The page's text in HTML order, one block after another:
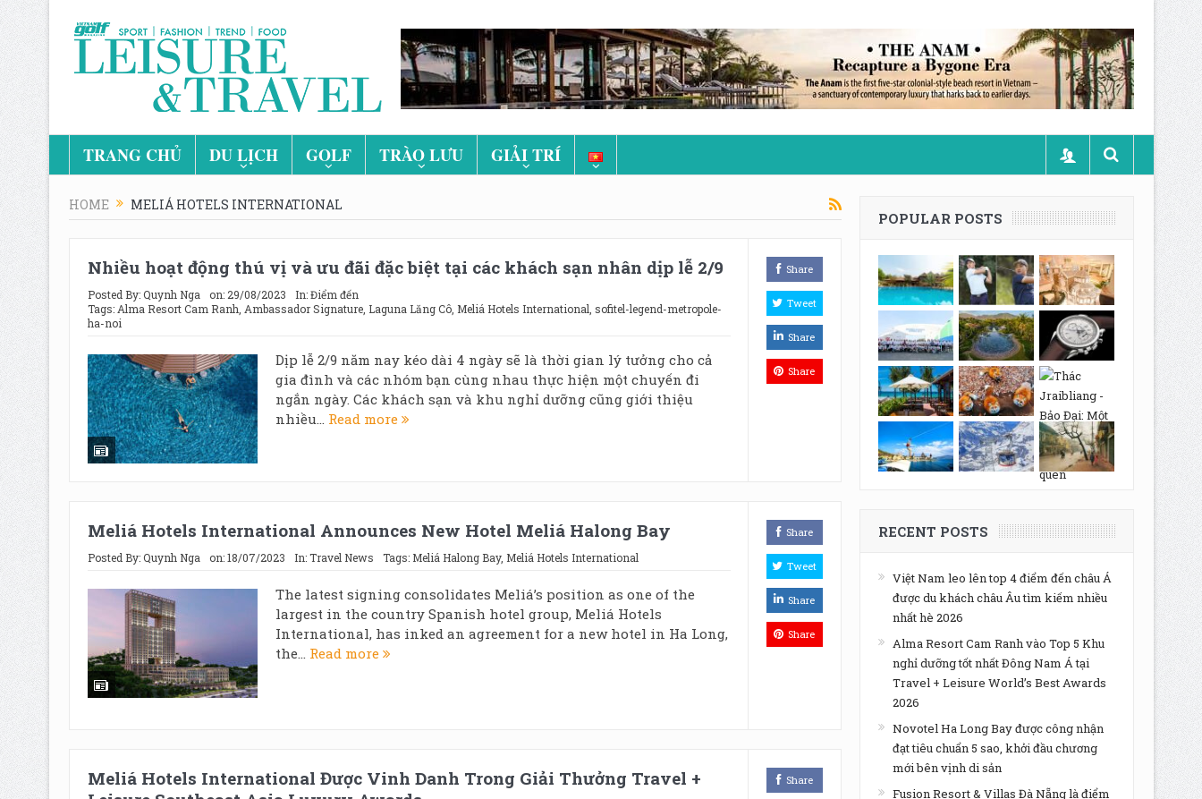
TRANG CHỦ DU LỊCH GOLF TRÀO LƯU GIẢI TRÍ
HOME MELIÁ HOTELS INTERNATIONAL
Nhiều hoạt động thú vị và ưu đãi đặc biệt tại các khách sạn nhân dịp lễ 2/9
Posted By:Quynh Nga on: 29/08/2023 In:Điểm đến
Tags: Alma Resort Cam Ranh Ambassador Signature, Laguna Lăng Cô, Meliá Hotels International sofitel-legend-metropole-
ha-noi
Dịp lễ 2/9 năm nay kéo dài 4 ngày sẽ là thời gian lý tưởng cho cả
gia đình và các nhóm bạn cùng nhau thực hiện một chuyến đi
ngắn ngày. Các khách sạn và khu nghỉ dưỡng cũng giới thiệu
nhiều... Read more
Share
Tweet
Share
Share
Meliá Hotels International Announces New Hotel Meliá Halong Bay
Posted By:Quynh Nga on:18/07/2023 In:Travel News Tags: Meliá Halong Bay, Meliá Hotels International
The latest signing consolidates Meliá’s position as one of the
largest in the country Spanish hotel group, Meliá Hotels
International, has inked an agreement for a new hotel in Ha Long,
the... Read more
Share
Tweet
Share
Share
Meliá Hotels International Được Vinh Danh Trong Giải Thưởng Travel +
Share
POPULAR POSTS
RECENT POSTS
Việt Nam leo lên top 4 điểm đến châu Á
được du khách châu Âu tìm kiếm nhiều
nhất hè 2026
Alma Resort Cam Ranh vào Top 5 Khu
nghỉ dưỡng tốt nhất Đông Nam Á tại
Travel + Leisure World’s Best Awards
2026
Novotel Ha Long Bay được công nhận
đạt tiêu chuẩn 5 sao, khởi đầu chương
mới bên vịnh di sản
Fusion Resort & Villas Đà Nẵng là điểm